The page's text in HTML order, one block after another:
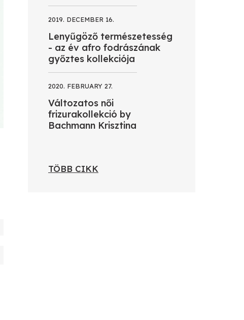
2019. DECEMBER 16.
Lenyűgöző természetesség
- az év afro fodrászának
győztes kollekciója
2020. FEBRUARY 27.
Változatos női
frizurakollekció by
Bachmann Krisztina
TÖBB CIKK